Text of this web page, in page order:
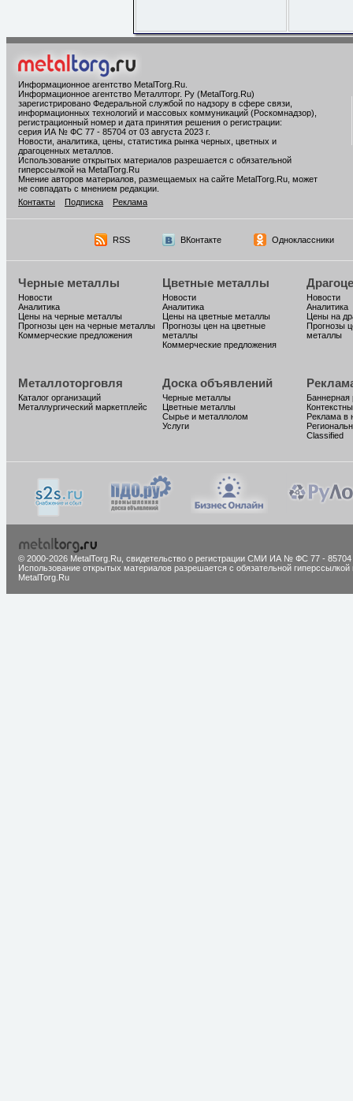
Информационное агентство MetalTorg.Ru
Информационное агентство Металлторг. Ру (MetalTorg.Ru)
зарегистрировано Федеральной службой по надзору в сфере связи,
информационных технологий и массовых коммуникаций (Роскомнадзор),
регистрационный номер и дата принятия решения о регистрации:
серия ИА № ФС 77 - 85704 от 03 августа 2023 г.
Новости, аналитика, цены, статистика рынка черных, цветных и
драгоценных металлов.
Использование открытых материалов разрешается с обязательной
гиперссылкой на MetalTorg.Ru
Мнение авторов материалов, размещаемых на сайте MetalTorg.Ru, может
не совпадать с мнением редакции.
Контакты
Подписка Реклама
RSS ВКонтакте Одноклассники
Черные металлы
Новости
Аналитика
Цены на черные металлы
Прогнозы цен на черные металлы
Коммерческие предложения
Цветные металлы
Новости
Аналитика
Цены на цветные металлы
Прогнозы цен на цветные
металлы
Коммерческие предложения
Новости
Аналитика
Цены на
Прогнозы
металлы
Металлоторговля
Каталог организаций
Металлургический маркетплейс
Доска объявлений
Черные металлы
Цветные металлы
Сырье и металлолом
Услуги
Баннерная
Реклама в
Classified
© 2000-2026 MetalTorg.Ru, cвидетельство о регистрации СМИ ИА № ФС 77 - 85704
Использование открытых материалов разрешается с обязательной гиперссылкой
MetalTorg.Ru